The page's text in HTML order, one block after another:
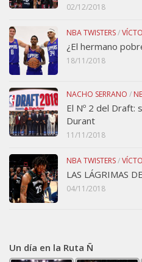
02/12/2018
NBA TWISTERS/
¿El hermano
18/11/2018
NACHO SERRANO /
El Nº 2 del Draft:
Durant
11/11/2018
NBA TWISTERS/
LAS LÁGRIMAS
04/11/2018
Un día en la Ruta Ñ